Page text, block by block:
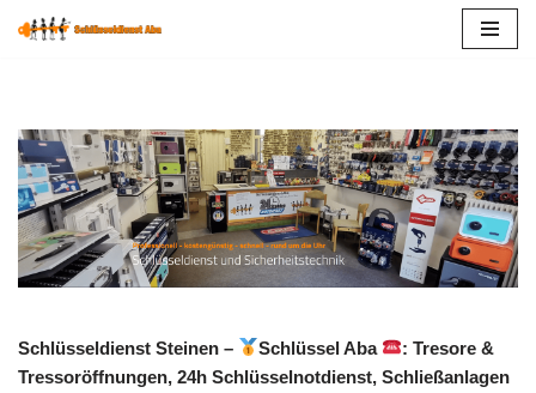
Schlüsseldienst Steinen – Schlüssel Aba
: Tresore &
Tressoröffnungen, 24h Schlüsselnotdienst, Schließanlagen